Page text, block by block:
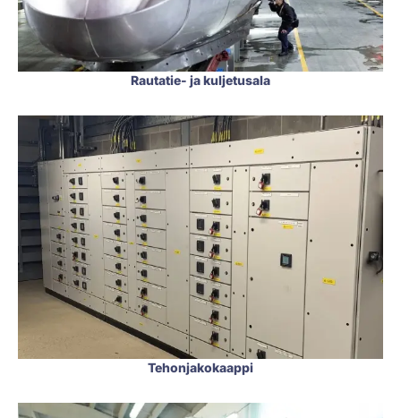
Rautatie- ja kuljetusala
Tehonjakokaappi